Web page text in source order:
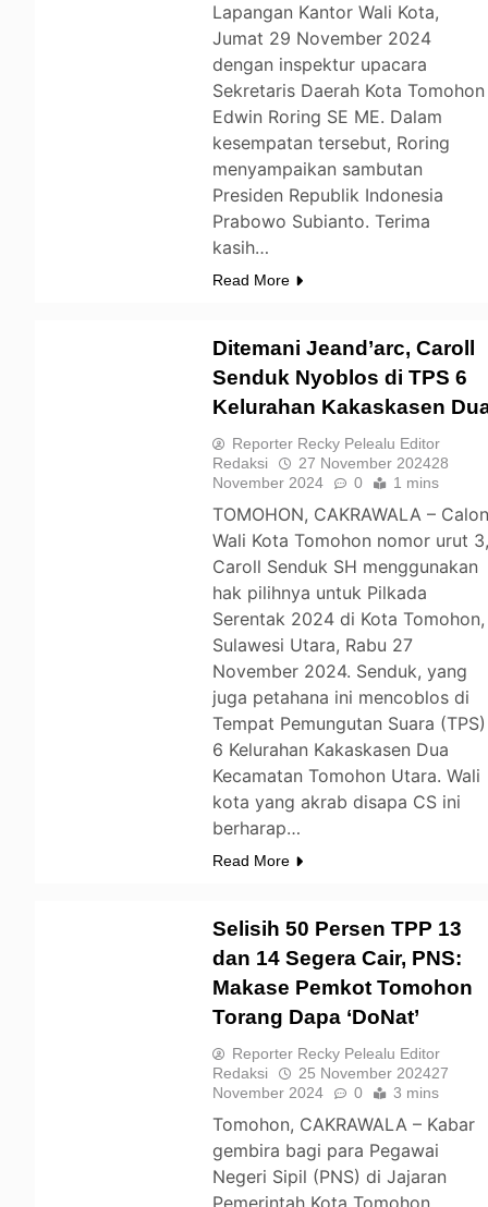
Lapangan Kantor Wali Kota,
Jumat 29 November 2024
dengan inspektur upacara
Sekretaris Daerah Kota Tomohon
Edwin Roring SE ME. Dalam
kesempatan tersebut, Roring
menyampaikan sambutan
Presiden Republik Indonesia
Prabowo Subianto. Terima
kasih…
Read More
Ditemani Jeand’arc, Caroll
Senduk Nyoblos di TPS 6
Kelurahan Kakaskasen
Reporter Recky Pelealu Editor
Redaksi
27 November 202428
November 2024
0 1 mins
TOMOHON, CAKRAWALA –
Wali Kota Tomohon nomor urut
Caroll Senduk SH menggunakan
hak pilihnya untuk Pilkada
Serentak 2024 di Kota Tomohon,
Sulawesi Utara, Rabu 27
November 2024. Senduk, yang
juga petahana ini mencoblos di
Tempat Pemungutan Suara (TPS)
6 Kelurahan Kakaskasen Dua
Kecamatan Tomohon Utara. Wali
kota yang akrab disapa CS ini
berharap…
Read More
Selisih 50 Persen TPP 13
dan 14 Segera Cair, PNS:
Makase Pemkot Tomohon
Torang Dapa ‘DoNat’
Reporter Recky Pelealu Editor
Redaksi
25 November 202427
November 2024
0 3 mins
Tomohon, CAKRAWALA – Kabar
gembira bagi para Pegawai
Negeri Sipil (PNS) di Jajaran